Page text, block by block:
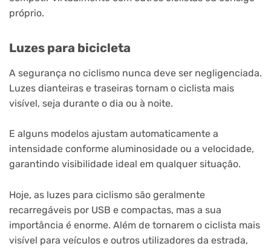
próprio.
Luzes para bicicleta
A segurança no ciclismo nunca deve ser negligenciada.
Luzes dianteiras e traseiras tornam o ciclista mais
visível, seja durante o dia ou à noite.
E alguns modelos ajustam automaticamente a
intensidade conforme aluminosidade ou a velocidade,
garantindo visibilidade ideal em qualquer situação.
Hoje, as luzes para ciclismo são geralmente
recarregáveis por USB e compactas, mas a sua
importância é enorme. Além de tornarem o ciclista mais
visível para veículos e outros utilizadores da estrada,